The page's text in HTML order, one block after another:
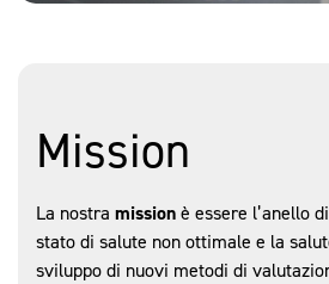
Mission
La nostra missionè essere l’anello
stato di salute non ottimale e la
sviluppo di nuovi metodi di